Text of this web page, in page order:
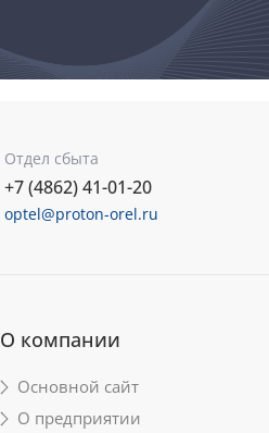
Отдел сбыта
+7 (4862) 41-01-20
optel@proton-orel.ru
О компании
Основной сайт
О предприятии